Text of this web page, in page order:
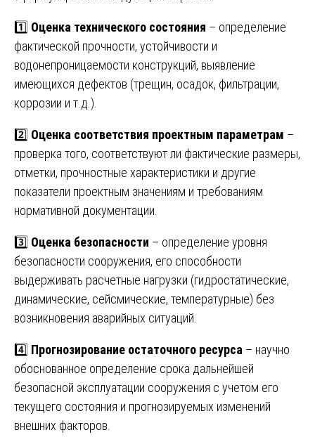
1️⃣ Оценка технического состояния – определение
фактической прочности, устойчивости и
водонепроницаемости конструкций, выявление
имеющихся дефектов (трещин, осадок, фильтрации,
коррозии и т.д.).
2️⃣ Оценка соответствия проектным параметрам –
проверка того, соответствуют ли фактические размеры,
отметки, прочностные характеристики и другие
показатели проектным значениям и требованиям
нормативной документации.
3️⃣ Оценка безопасности – определение уровня
безопасности сооружения, его способности
выдерживать расчетные нагрузки (гидростатические,
динамические, сейсмические, температурные) без
возникновения аварийных ситуаций.
4️⃣ Прогнозирование остаточного ресурса – научно
обоснованное определение срока дальнейшей
безопасной эксплуатации сооружения с учетом его
текущего состояния и прогнозируемых изменений
внешних факторов.